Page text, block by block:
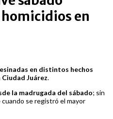
en
en distintos hechos
Juárez.
la madrugada del sábado; sin
se registró el mayor